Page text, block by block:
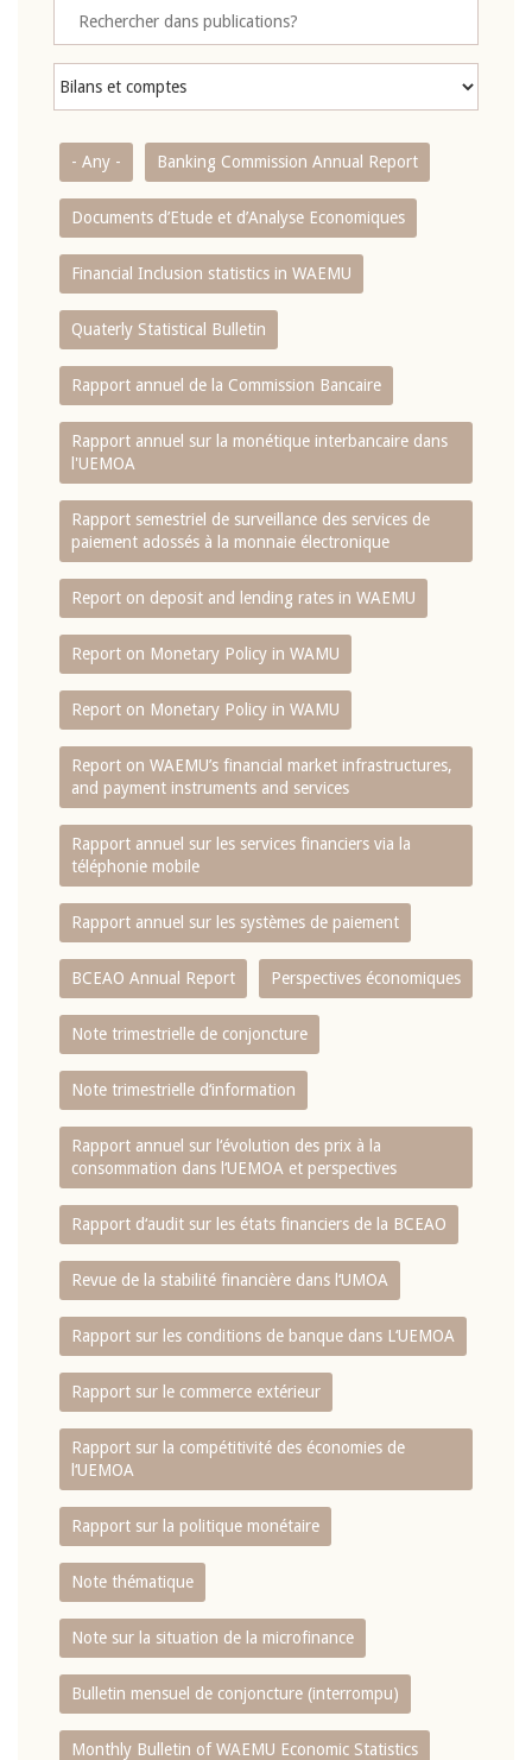
- Any - Banking Commission Annual Report
Documents d’Etude et d’Analyse Economiques
Financial Inclusion statistics in WAEMU
Quaterly Statistical Bulletin
Rapport annuel de la Commission Bancaire
Rapport annuel sur la monétique interbancaire dans
l'UEMOA
Rapport semestriel de surveillance des services de
paiement adossés à la monnaie électronique
Report on deposit and lending rates in WAEMU
Report on Monetary Policy in WAMU
Report on Monetary Policy in WAMU
Report on WAEMU’s financial market infrastructures,
and payment instruments and services
Rapport annuel sur les services financiers via la
téléphonie mobile
Rapport annuel sur les systèmes de paiement
BCEAO Annual Report Perspectives économiques
Note trimestrielle de conjoncture
Note trimestrielle d‘information
Rapport annuel sur l‘évolution des prix à la
consommation dans l‘UEMOA et perspectives
Rapport d‘audit sur les états financiers de la BCEAO
Revue de la stabilité financière dans l‘UMOA
Rapport sur les conditions de banque dans L‘UEMOA
Rapport sur le commerce extérieur
Rapport sur la compétitivité des économies de
l‘UEMOA
Rapport sur la politique monétaire
Note thématique
Note sur la situation de la microfinance
Bulletin mensuel de conjoncture (interrompu)
Monthly Bulletin of WAEMU Economic Statistics